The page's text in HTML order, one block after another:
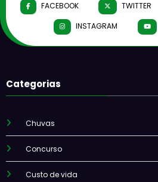
FACEBOOK TWITTER
INSTAGRAM
Categorias
Chuvas
Concurso
Custo de vida